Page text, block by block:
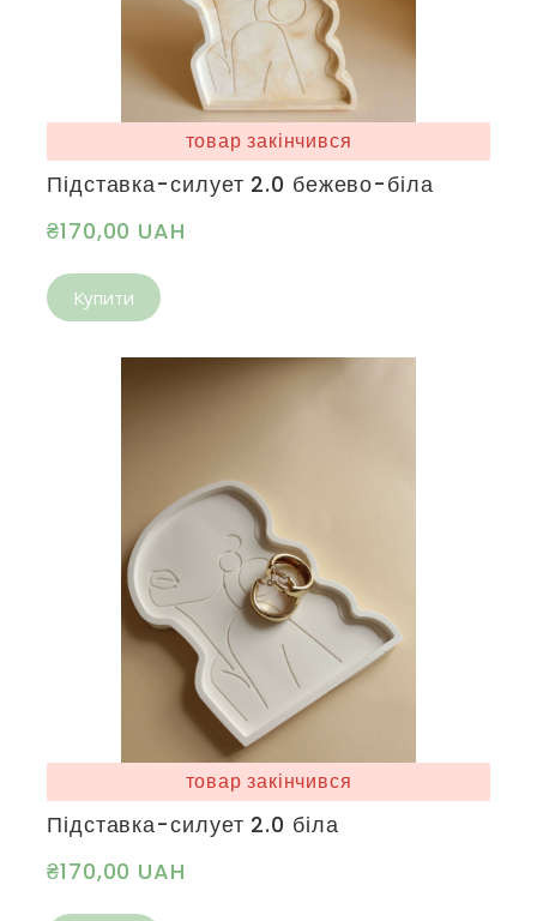
товар закінчився
Підставка-силует 2.0 бежево-біла
₴170,00 UAH
Купити
товар закінчився
Підставка-силует 2.0 біла
₴170,00 UAH